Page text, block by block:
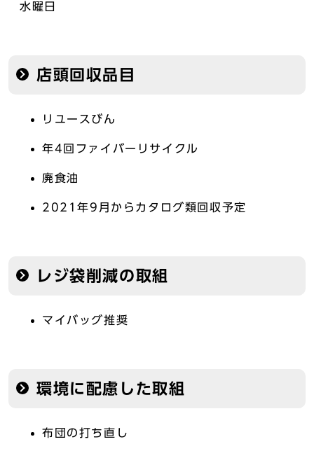
水曜日
店頭回収品目
リユースびん
年4回ファイバーリサイクル
廃食油
2021年9月からカタログ類回収予定
レジ袋削減の取組
マイバッグ推奨
環境に配慮した取組
布団の打ち直し